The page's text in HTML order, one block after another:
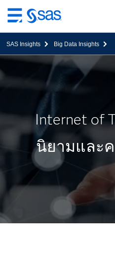
ข้าม
ไป
ที่
เนื้อหา
SAS Insights Big Data Insights
Internet of
นิยามและ